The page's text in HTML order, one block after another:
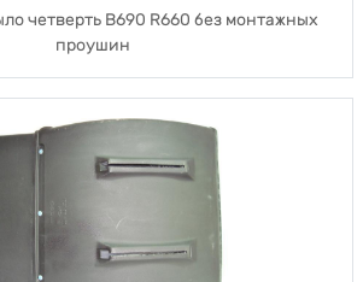
четверть B690 R660 без монтажных
проушин